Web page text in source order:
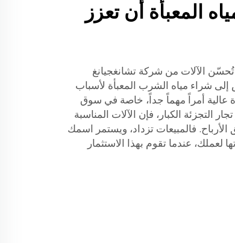
المعبأة أن تعزز
الآلات من شركة تشانغجيانغ
شراء مياه الشرب المعبأة لأسباب
عالية أمراً مهماً جداً، خاصة في سوق
التجزئة الكبار، فإن الآلات المناسبة
فالمبيعات تزداد، ويستمر اسمك
لعملك، عندما تقوم بهذا الاستثمار